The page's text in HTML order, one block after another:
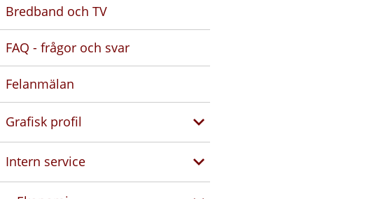
Bredband och TV
FAQ - frågor och svar
Felanmälan
Grafisk profil
Intern service